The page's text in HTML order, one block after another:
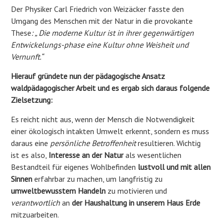
Der Physiker Carl Friedrich von Weizäcker fasste den
Umgang des Menschen mit der Natur in die provokante
These: „ Die moderne Kultur ist in ihrer gegenwärtigen
Entwickelungs-phase eine Kultur ohne Weisheit und
Vernunft.“
Hierauf gründete nun der pädagogische Ansatz
waldpädagogischer Arbeit und es ergab sich daraus folgende
Zielsetzung:
Es reicht nicht aus, wenn der Mensch die Notwendigkeit
einer ökologisch intakten Umwelt erkennt, sondern es muss
daraus eine persönliche Betroffenheitresultieren. Wichtig
ist es also, Interesse an der Naturals wesentlichen
Bestandteil für eigenes Wohlbefinden lustvoll und mit allen
Sinnen erfahrbar zu machen, um langfristig zu
umweltbewusstem Handeln zu motivieren und
verantwortlich ander Haushaltung in unserem Haus Erde
mitzuarbeiten.